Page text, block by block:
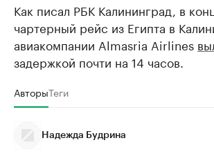
Как писал РБК Калининград, в
чартерный рейс из Египта в
авиакомпании Almasria Airlines
задержкой почти на 14 часов.
АвторыТеги
Надежда Будрина